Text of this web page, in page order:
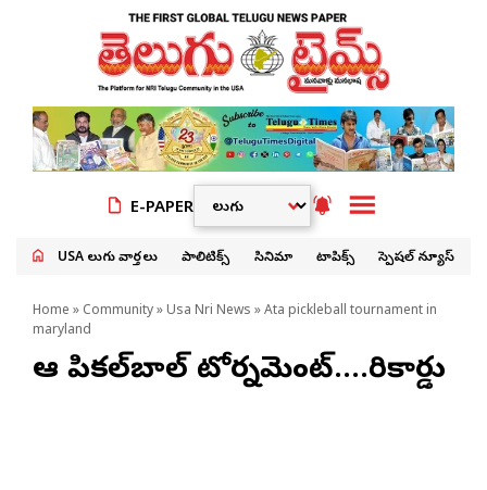
E-PAPER
USA తెలుగు వార్తలు పాలిటిక్స్ సినిమా టాపిక్స్ స్పెషల్ న్యూస్
Home » Community» Usa Nri News » Ata pickleball tournament in
maryland
ఆటా పికల్‌బాల్ టోర్నమెంట్….రికార్డు